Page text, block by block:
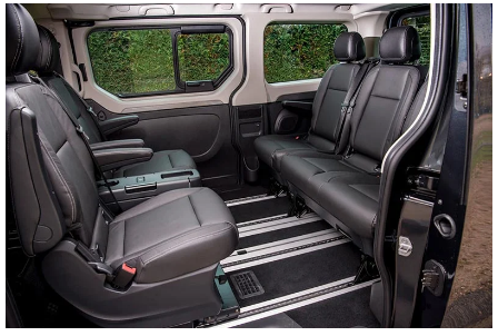
tani bus do Szczecina
Koszalina Bydgoszczy
Kołobrzegu Piły
Chojnic Tucholi
Więcborka Nakła nad
Notecią Białogardu
Gryfic Sępólna
Krajeńskiego
Człuchowa Szczecinka
Barwic Świdnicy
Trzcianki Złotowa
Czarnkowa Chodzieży